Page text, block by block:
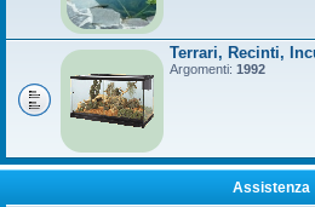
Terrari, Recinti,
Argomenti: 1992
Assistenza